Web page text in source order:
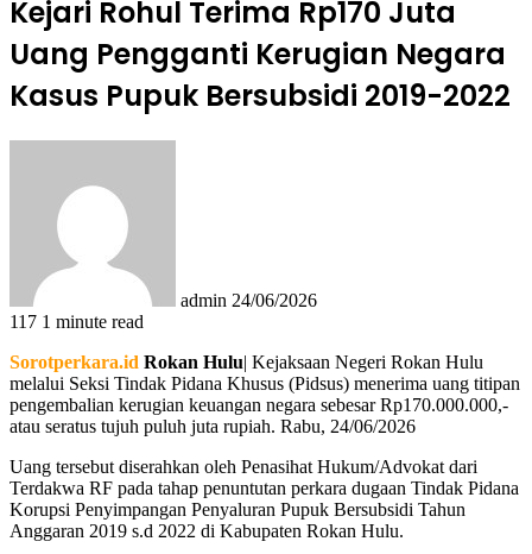
Kejari Rohul Terima Rp170 Juta
Uang Pengganti Kerugian Negara
Kasus Pupuk Bersubsidi 2019-2022
admin 24/06/2026
117 1 minute read
Sorotperkara.id Rokan Hulu| Kejaksaan Negeri Rokan Hulu
melalui Seksi Tindak Pidana Khusus (Pidsus) menerima uang titipan
pengembalian kerugian keuangan negara sebesar Rp170.000.000,-
atau seratus tujuh puluh juta rupiah. Rabu, 24/06/2026
Uang tersebut diserahkan oleh Penasihat Hukum/Advokat dari
Terdakwa RF pada tahap penuntutan perkara dugaan Tindak Pidana
Korupsi Penyimpangan Penyaluran Pupuk Bersubsidi Tahun
Anggaran 2019 s.d 2022 di Kabupaten Rokan Hulu.